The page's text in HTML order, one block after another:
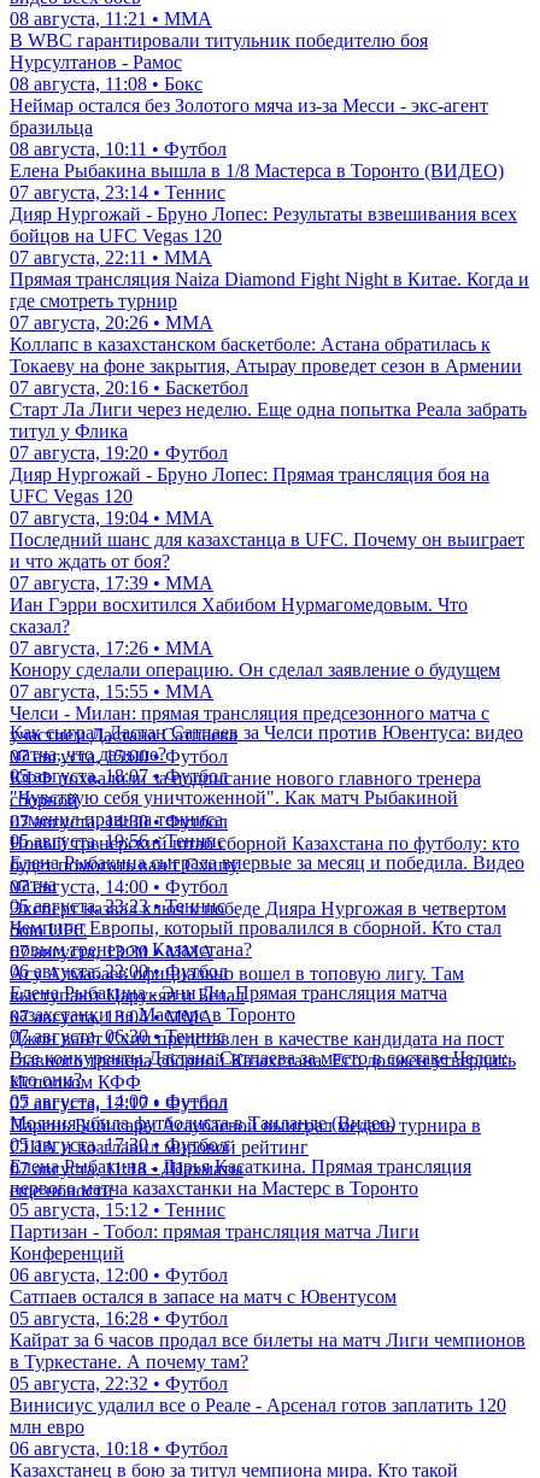
08 августа, 11:21 • ММА
В WBC гарантировали титульник победителю боя
Нурсултанов - Рамос
08 августа, 11:08 • Бокс
Неймар остался без Золотого мяча из-за Месси - экс-агент
бразильца
08 августа, 10:11 • Футбол
Елена Рыбакина вышла в 1/8 Мастерса в Торонто (ВИДЕО)
07 августа, 23:14 • Теннис
Дияр Нургожай - Бруно Лопес: Результаты взвешивания всех
бойцов на UFC Vegas 120
07 августа, 22:11 • ММА
Прямая трансляция Naiza Diamond Fight Night в Китае. Когда и
где смотреть турнир
07 августа, 20:26 • ММА
Коллапс в казахстанском баскетболе: Астана обратилась к
Токаеву на фоне закрытия, Атырау проведет сезон в Армении
07 августа, 20:16 • Баскетбол
Старт Ла Лиги через неделю. Еще одна попытка Реала забрать
титул у Флика
07 августа, 19:20 • Футбол
Дияр Нургожай - Бруно Лопес: Прямая трансляция боя на
UFC Vegas 120
07 августа, 19:04 • ММА
Последний шанс для казахстанца в UFC. Почему он выиграет
и что ждать от боя?
07 августа, 17:39 • ММА
Иан Гэрри восхитился Хабибом Нурмагомедовым. Что
сказал?
07 августа, 17:26 • ММА
Конору сделали операцию. Он сделал заявление о будущем
07 августа, 15:55 • ММА
Челси - Милан: прямая трансляция предсезонного матча с
участием Дастана Сатпаева
07 августа, 15:00 • Футбол
КФФ похвалили за подписание нового главного тренера
сборной
07 августа, 14:30 • Футбол
Новый тренерский штаб сборной Казахстана по футболу: кто
будет помогать ван'т Схипу
07 августа, 14:00 • Футбол
Эксперт назвал ключ к победе Дияра Нургожая в четвертом
бою UFC
07 августа, 13:30 • ММА
Асу Алмабаев официально вошел в топовую лигу. Там
выступают Царукян и Белал
07 августа, 13:04 • ММА
Джон ван'т Схип представлен в качестве кандидата на пост
главного тренера сборной Казахстана. Его должен утвердить
Исполком КФФ
07 августа, 12:17 • Футбол
Парень Бибисары Асаубаевой выиграл медаль турнира в
США и возглавил мировой рейтинг
07 августа, 11:18 • Шахматы
еще новости
Как сыграл Дастан Сатпаев за Челси против Ювентуса: видео
матча, что дальше?
05 августа, 18:07 • Футбол
"Чувствую себя уничтоженной". Как матч Рыбакиной
изменил правила тенниса
05 августа, 19:56 • Теннис
Елена Рыбакина сыграла впервые за месяц и победила. Видео
матча
05 августа, 23:23 • Теннис
Чемпион Европы, который провалился в сборной. Кто стал
новым тренером Казахстана?
06 августа, 22:00 • Футбол
Елена Рыбакина - Энн Ли. Прямая трансляция матча
казахстанки на Мастерс в Торонто
07 августа, 06:30 • Теннис
Все конкуренты Дастана Сатпаева за место в составе Челси:
кто они?
05 августа, 14:00 • Футбол
Молния убила футболиста в Таиланде (Видео)
05 августа, 17:30 • Футбол
Елена Рыбакина - Дарья Касаткина. Прямая трансляция
первого матча казахстанки на Мастерс в Торонто
05 августа, 15:12 • Теннис
Партизан - Тобол: прямая трансляция матча Лиги
Конференций
06 августа, 12:00 • Футбол
Сатпаев остался в запасе на матч с Ювентусом
05 августа, 16:28 • Футбол
Кайрат за 6 часов продал все билеты на матч Лиги чемпионов
в Туркестане. А почему там?
05 августа, 22:32 • Футбол
Винисиус удалил все о Реале - Арсенал готов заплатить 120
млн евро
06 августа, 10:18 • Футбол
Казахстанец в бою за титул чемпиона мира. Кто такой